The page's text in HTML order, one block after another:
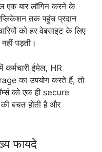
एक बार लॉगिन करने के
तक पहुंच प्रदान
को हर वेबसाइट के लिए
पड़ती।
कर्मचारी ईमेल, HR
का उपयोग करते हैं, तो
को एक ही secure
बचत होती है और
फायदे